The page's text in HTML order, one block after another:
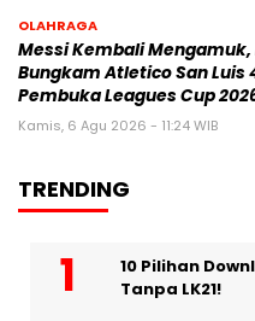
OLAHRAGA
Messi Kembali
Bungkam Atletico San Luis
Pembuka Leagues Cup
Kamis, 6 Agu 2026 - 11:24 WIB
TRENDING
10 Pilihan
Tanpa LK21!